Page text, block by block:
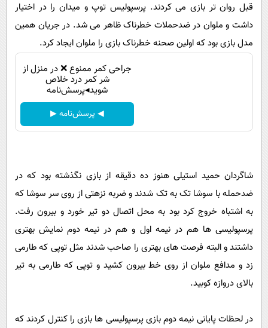
قبل روان تر بازی می کردند. پرسپولیس توپ و میدان را در اختیار
داشت و ملوان در ضدحملات خطرناک ظاهر می شد. در جریان همین
مدل بازی بود که اولین صحنه خطرناک بازی را ملوان ایجاد کرد.
جراحی کمر ممنوع ❌ در منزل از
شر کمر درد خلاص
شوید◂پرسش‌نامه
◀ پرسش‌نامه ▶
شاگردان حمید استیلی هنوز ده دقیقه از بازی نگذشته بود که در
ضدحمله با سوشا تک به تک شدند و ضربه نزهتی از روی سر سوشا که
به اشتباه خروج کرد بود به محل اتصال دو تیر خورد و بیرون رفت.
پرسپولیسی ها هم در نیمه اول و هم در نیمه دوم نمایش بهتری
داشتند و البته فرصت های بهتری را صاحب شدند مثل توپی که طارمی
زد و مدافع ملوان از روی خط بیرون کشید و توپی که طارمی به تیر
بالای دروازه کوبید.
در لحظات پایانی نیمه دوم بازی پرسپولیسی ها بازی را کنترل کردند که